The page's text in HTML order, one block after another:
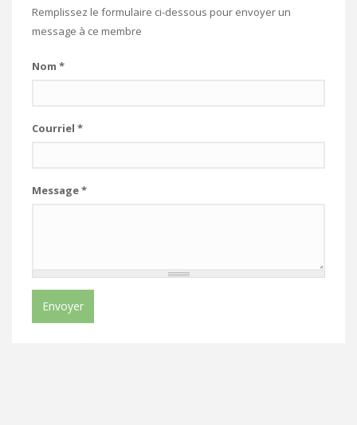
Remplissez le formulaire ci-dessous pour envoyer un
message à ce membre
Nom *
Courriel *
Message*
Envoyer